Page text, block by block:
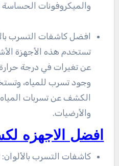
والميكروفونات
افضل كاشفات التسرب
تستخدم هذه الأجهزة
عن تغيرات في درجة
وجود تسرب للمياه،
الكشف عن تسربات
والأرضيات.
افضل الاجهزه
كاشفات التسرب